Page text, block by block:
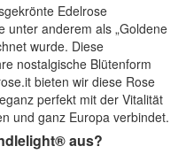
Edelrose
unter anderem als „Goldene
wurde. Diese
nostalgische Blütenform
bieten wir diese Rose
perfekt mit der Vitalität
und ganz Europa verbindet.
aus?